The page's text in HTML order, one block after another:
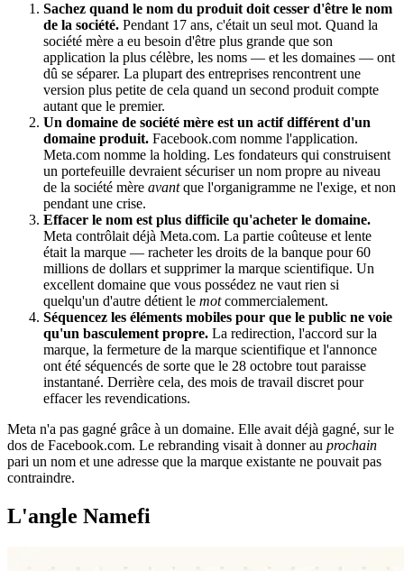
Sachez quand le nom du produit doit cesser d'être le nom
de la société. Pendant 17 ans, c'était un seul mot. Quand la
société mère a eu besoin d'être plus grande que son
application la plus célèbre, les noms — et les domaines — ont
dû se séparer. La plupart des entreprises rencontrent une
version plus petite de cela quand un second produit compte
autant que le premier.
Un domaine de société mère est un actif différent d'un
domaine produit. Facebook.com nomme l'application.
Meta.com nomme la holding. Les fondateurs qui construisent
un portefeuille devraient sécuriser un nom propre au niveau
de la société mère avantque l'organigramme ne l'exige, et non
pendant une crise.
Effacer le nom est plus difficile qu'acheter le domaine.
Meta contrôlait déjà Meta.com. La partie coûteuse et lente
était la marque — racheter les droits de la banque pour 60
millions de dollars et supprimer la marque scientifique. Un
excellent domaine que vous possédez ne vaut rien si
quelqu'un d'autre détient le motcommercialement.
Séquencez les éléments mobiles pour que le public ne voie
qu'un basculement propre. La redirection, l'accord sur la
marque, la fermeture de la marque scientifique et l'annonce
ont été séquencés de sorte que le 28 octobre tout paraisse
instantané. Derrière cela, des mois de travail discret pour
effacer les revendications.
Meta n'a pas gagné grâce à un domaine. Elle avait déjà gagné, sur le
dos de Facebook.com. Le rebranding visait à donner au prochain
pari un nom et une adresse que la marque existante ne pouvait pas
contraindre.
L'angle Namefi